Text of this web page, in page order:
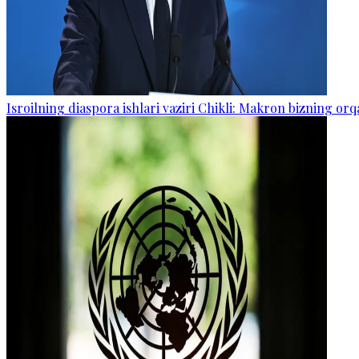
Isroilning diaspora ishlari vaziri Chikli: Makron bizning